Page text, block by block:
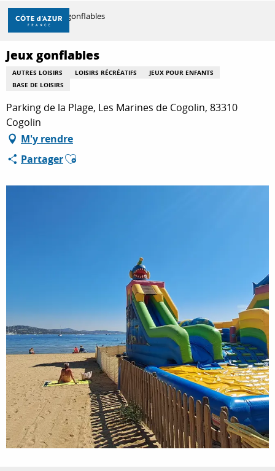
Aller
contenu
principal
DÉCOUVRIR
À FAIRE
SÉJOURNER
Accueil Jeux gonflables
Jeux gonflables
AUTRES LOISIRS LOISIRS RÉCRÉATIFS
JEUX POUR ENFANTS
BASE DE LOISIRS
Parking de la Plage, Les Marines de Cogolin, 83310
Cogolin
M'y rendre
PartagerAjouter aux favoris